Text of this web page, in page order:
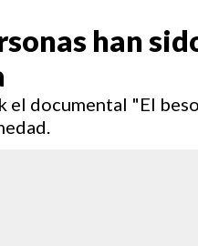
han
el documental "El